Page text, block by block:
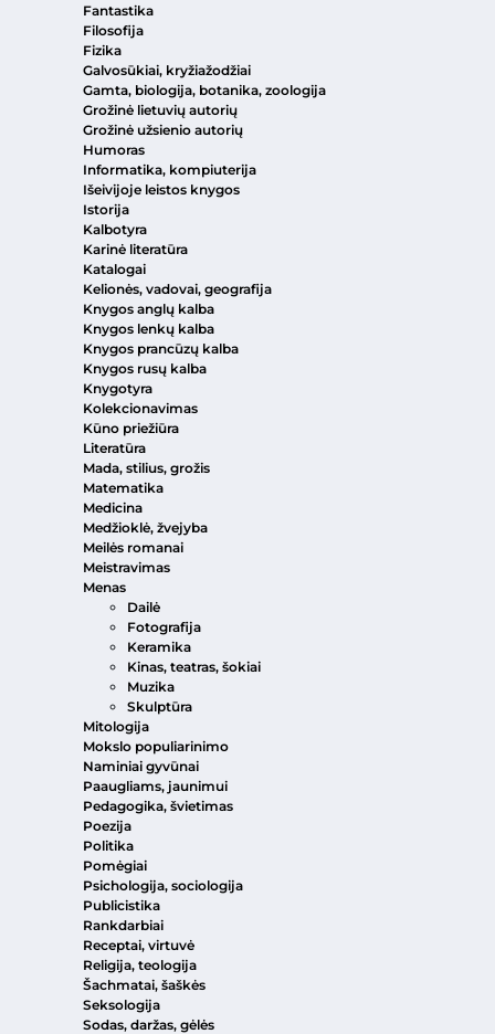
Fantastika
Filosofija
Fizika
Galvosūkiai, kryžiažodžiai
Gamta, biologija, botanika, zoologija
Grožinė lietuvių autorių
Grožinė užsienio autorių
Humoras
Informatika, kompiuterija
Išeivijoje leistos knygos
Istorija
Kalbotyra
Karinė literatūra
Katalogai
Kelionės, vadovai, geografija
Knygos anglų kalba
Knygos lenkų kalba
Knygos prancūzų kalba
Knygos rusų kalba
Knygotyra
Kolekcionavimas
Kūno priežiūra
Literatūra
Mada, stilius, grožis
Matematika
Medicina
Medžioklė, žvejyba
Meilės romanai
Meistravimas
Menas
Dailė
Fotografija
Keramika
Kinas, teatras, šokiai
Muzika
Skulptūra
Mitologija
Mokslo populiarinimo
Naminiai gyvūnai
Paaugliams, jaunimui
Pedagogika, švietimas
Poezija
Politika
Pomėgiai
Psichologija, sociologija
Publicistika
Rankdarbiai
Receptai, virtuvė
Religija, teologija
Šachmatai, šaškės
Seksologija
Sodas, daržas, gėlės